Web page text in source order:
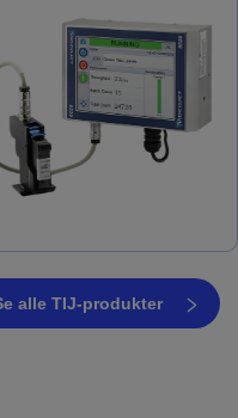
alle TIJ-produkter